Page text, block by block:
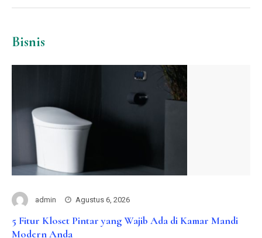
Bisnis
admin Agustus 6, 2026
5 Fitur Kloset Pintar yang Wajib Ada di Kamar Mandi
Modern Anda